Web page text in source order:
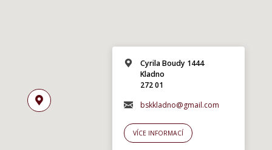
Cyrila Boudy 1444
Kladno
272 01
bskkladno@gmail.com
VÍCE INFORMACÍ